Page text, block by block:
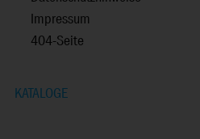
Impressum
404-Seite
KATALOGE